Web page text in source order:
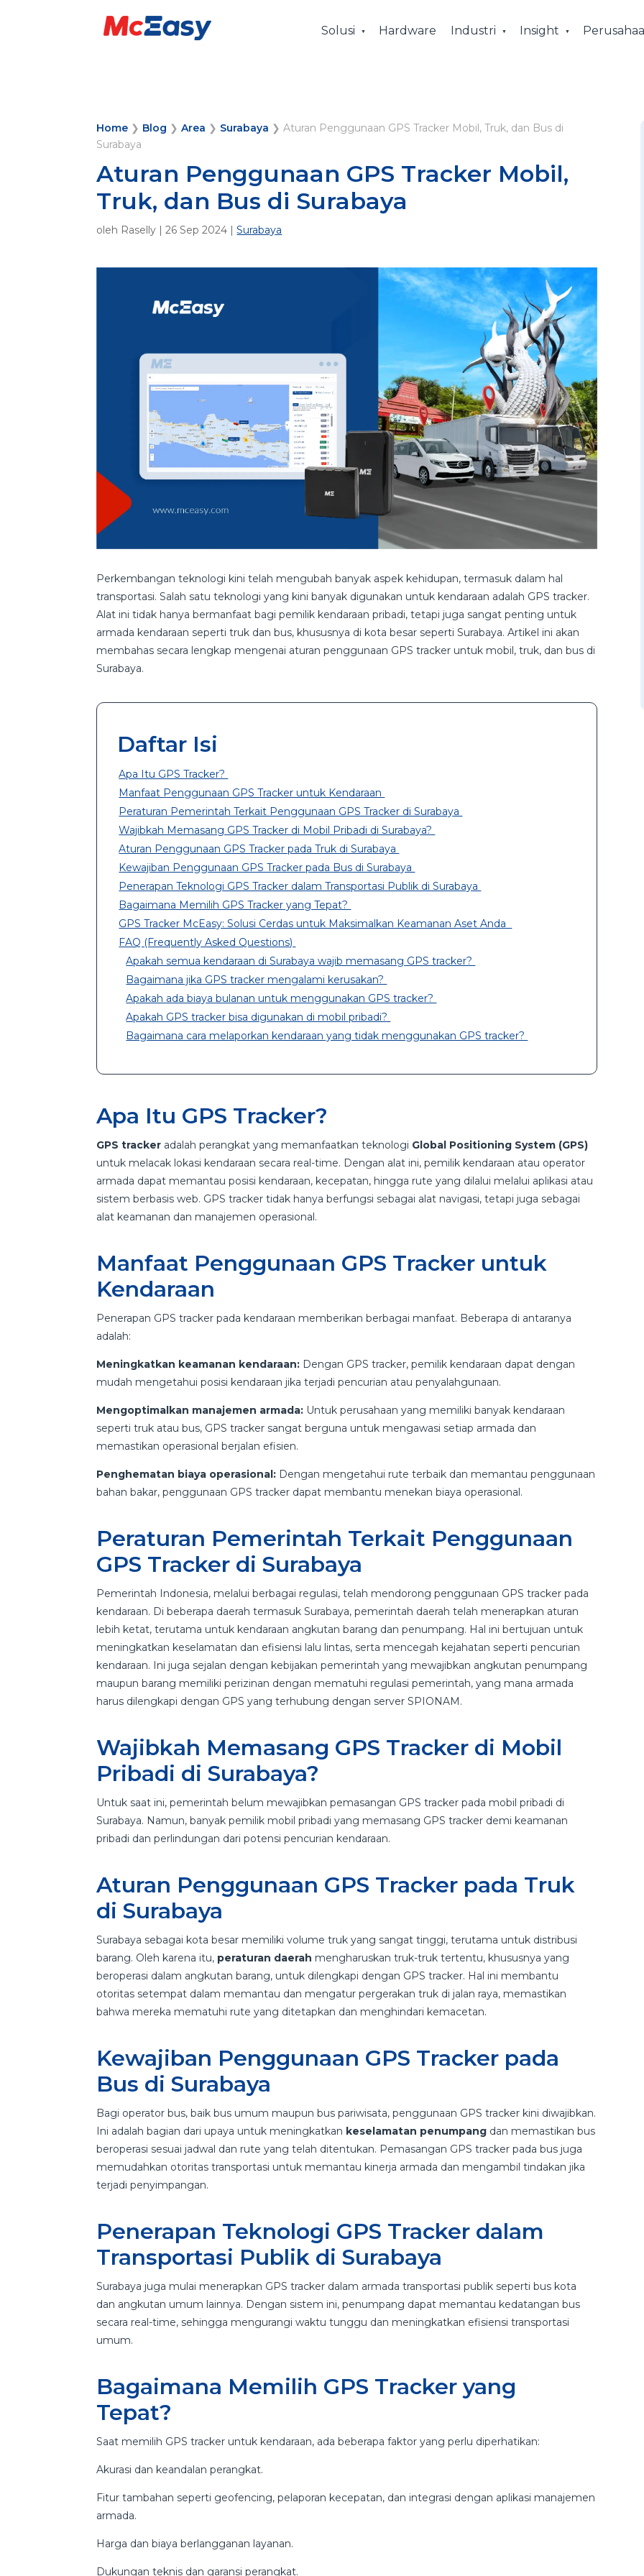
Solusi Hardware Industri Insight
Home ❯ Blog ❯Area ❯ Surabaya ❯Aturan Penggunaan GPS Tracker Mobil, Truk, dan Bus di
Surabaya
Aturan Penggunaan GPS Tracker Mobil,
Truk, dan Bus di Surabaya
oleh Raselly |26 Sep 2024 |Surabaya
Perkembangan teknologi kini telah mengubah banyak aspek kehidupan, termasuk dalam hal
transportasi. Salah satu teknologi yang kini banyak digunakan untuk kendaraan adalah GPS tracker.
Alat ini tidak hanya bermanfaat bagi pemilik kendaraan pribadi, tetapi juga sangat penting untuk
armada kendaraan seperti truk dan bus, khususnya di kota besar seperti Surabaya. Artikel ini akan
membahas secara lengkap mengenai aturan penggunaan GPS tracker untuk mobil, truk, dan bus di
Surabaya.
Daftar Isi
Apa Itu GPS Tracker?
Manfaat Penggunaan GPS Tracker untuk Kendaraan
Peraturan Pemerintah Terkait Penggunaan GPS Tracker di Surabaya
Wajibkah Memasang GPS Tracker di Mobil Pribadi di Surabaya?
Aturan Penggunaan GPS Tracker pada Truk di Surabaya
Kewajiban Penggunaan GPS Tracker pada Bus di Surabaya
Penerapan Teknologi GPS Tracker dalam Transportasi Publik di Surabaya
Bagaimana Memilih GPS Tracker yang Tepat?
GPS Tracker McEasy: Solusi Cerdas untuk Maksimalkan Keamanan Aset Anda
FAQ (Frequently Asked Questions)
Apakah semua kendaraan di Surabaya wajib memasang GPS tracker?
Bagaimana jika GPS tracker mengalami kerusakan?
Apakah ada biaya bulanan untuk menggunakan GPS tracker?
Apakah GPS tracker bisa digunakan di mobil pribadi?
Bagaimana cara melaporkan kendaraan yang tidak menggunakan GPS tracker?
Apa Itu GPS Tracker?
GPS tracker adalah perangkat yang memanfaatkan teknologi Global Positioning System (GPS)
untuk melacak lokasi kendaraan secara real-time. Dengan alat ini, pemilik kendaraan atau operator
armada dapat memantau posisi kendaraan, kecepatan, hingga rute yang dilalui melalui aplikasi atau
sistem berbasis web. GPS tracker tidak hanya berfungsi sebagai alat navigasi, tetapi juga sebagai
alat keamanan dan manajemen operasional.
Manfaat Penggunaan GPS Tracker untuk
Kendaraan
Penerapan GPS tracker pada kendaraan memberikan berbagai manfaat. Beberapa di antaranya
adalah:
Meningkatkan keamanan kendaraan: Dengan GPS tracker, pemilik kendaraan dapat dengan
mudah mengetahui posisi kendaraan jika terjadi pencurian atau penyalahgunaan.
Mengoptimalkan manajemen armada: Untuk perusahaan yang memiliki banyak kendaraan
seperti truk atau bus, GPS tracker sangat berguna untuk mengawasi setiap armada dan
memastikan operasional berjalan efisien.
Penghematan biaya operasional: Dengan mengetahui rute terbaik dan memantau penggunaan
bahan bakar, penggunaan GPS tracker dapat membantu menekan biaya operasional.
Peraturan Pemerintah Terkait Penggunaan
GPS Tracker di Surabaya
Pemerintah Indonesia, melalui berbagai regulasi, telah mendorong penggunaan GPS tracker pada
kendaraan. Di beberapa daerah termasuk Surabaya, pemerintah daerah telah menerapkan aturan
lebih ketat, terutama untuk kendaraan angkutan barang dan penumpang. Hal ini bertujuan untuk
meningkatkan keselamatan dan efisiensi lalu lintas, serta mencegah kejahatan seperti pencurian
kendaraan. Ini juga sejalan dengan kebijakan pemerintah yang mewajibkan angkutan penumpang
maupun barang memiliki perizinan dengan mematuhi regulasi pemerintah, yang mana armada
harus dilengkapi dengan GPS yang terhubung dengan server SPIONAM.
Wajibkah Memasang GPS Tracker di Mobil
Pribadi di Surabaya?
Untuk saat ini, pemerintah belum mewajibkan pemasangan GPS tracker pada mobil pribadi di
Surabaya. Namun, banyak pemilik mobil pribadi yang memasang GPS tracker demi keamanan
pribadi dan perlindungan dari potensi pencurian kendaraan.
Aturan Penggunaan GPS Tracker pada Truk
di Surabaya
Surabaya sebagai kota besar memiliki volume truk yang sangat tinggi, terutama untuk distribusi
barang. Oleh karena itu, peraturan daerah mengharuskan truk-truk tertentu, khususnya yang
beroperasi dalam angkutan barang, untuk dilengkapi dengan GPS tracker. Hal ini membantu
otoritas setempat dalam memantau dan mengatur pergerakan truk di jalan raya, memastikan
bahwa mereka mematuhi rute yang ditetapkan dan menghindari kemacetan.
Kewajiban Penggunaan GPS Tracker pada
Bus di Surabaya
Bagi operator bus, baik bus umum maupun bus pariwisata, penggunaan GPS tracker kini diwajibkan.
Ini adalah bagian dari upaya untuk meningkatkan keselamatan penumpang dan memastikan bus
beroperasi sesuai jadwal dan rute yang telah ditentukan. Pemasangan GPS tracker pada bus juga
memudahkan otoritas transportasi untuk memantau kinerja armada dan mengambil tindakan jika
terjadi penyimpangan.
Penerapan Teknologi GPS Tracker dalam
Transportasi Publik di Surabaya
Surabaya juga mulai menerapkan GPS tracker dalam armada transportasi publik seperti bus kota
dan angkutan umum lainnya. Dengan sistem ini, penumpang dapat memantau kedatangan bus
secara real-time, sehingga mengurangi waktu tunggu dan meningkatkan efisiensi transportasi
umum.
Bagaimana Memilih GPS Tracker yang
Tepat?
Saat memilih GPS tracker untuk kendaraan, ada beberapa faktor yang perlu diperhatikan:
Akurasi dan keandalan perangkat.
Fitur tambahan seperti geofencing, pelaporan kecepatan, dan integrasi dengan aplikasi manajemen
armada.
Harga dan biaya berlangganan layanan.
Dukungan teknis dan garansi perangkat.